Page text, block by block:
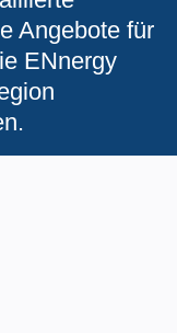
Angebote für
ENnergy